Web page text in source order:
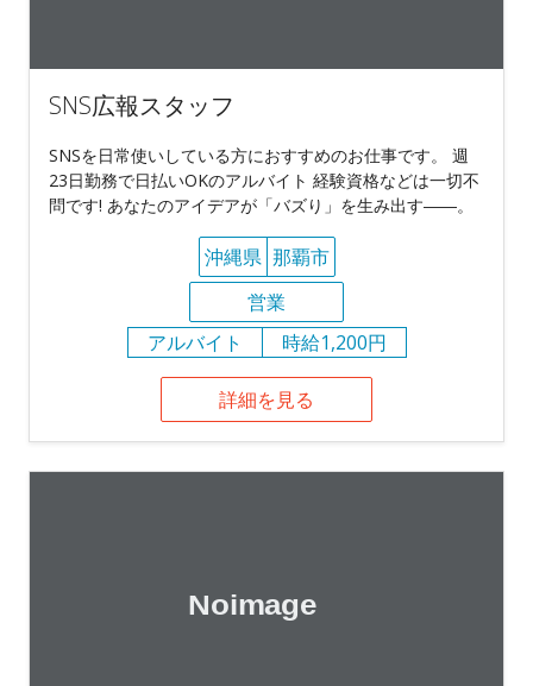
SNS広報スタッフ
SNSを日常使いしている方におすすめのお仕事です。 週
23日勤務で日払いOKのアルバイト 経験資格などは一切不
問です! あなたのアイデアが「バズり」を生み出す――。
沖縄県 那覇市
営業
アルバイト
時給1,200円
詳細を見る